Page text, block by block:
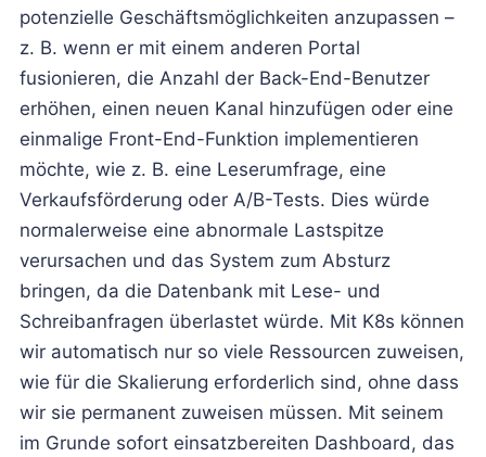
potenzielle Geschäftsmöglichkeiten anzupassen –
z. B. wenn er mit einem anderen Portal
fusionieren, die Anzahl der Back-End-Benutzer
erhöhen, einen neuen Kanal hinzufügen oder eine
einmalige Front-End-Funktion implementieren
möchte, wie z. B. eine Leserumfrage, eine
Verkaufsförderung oder A/B-Tests. Dies würde
normalerweise eine abnormale Lastspitze
verursachen und das System zum Absturz
bringen, da die Datenbank mit Lese- und
Schreibanfragen überlastet würde. Mit K8s können
wir automatisch nur so viele Ressourcen zuweisen,
wie für die Skalierung erforderlich sind, ohne dass
wir sie permanent zuweisen müssen. Mit seinem
im Grunde sofort einsatzbereiten Dashboard, das